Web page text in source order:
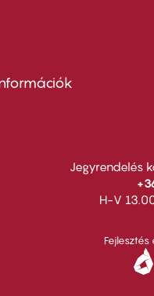
Jegyrendelés
H-V
Fejlesztés